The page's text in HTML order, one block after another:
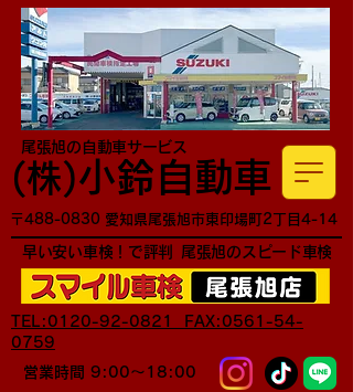
TEL:0120-92-0821 FAX:0561-54-
0759
営業時間 9:00～18:00
​(株)小鈴自動車
尾張旭の自動車サービス
早い安い車検！で評判 尾張旭のスピード車検
〒488-0830 愛知県尾張旭市東印場町2丁目4-14